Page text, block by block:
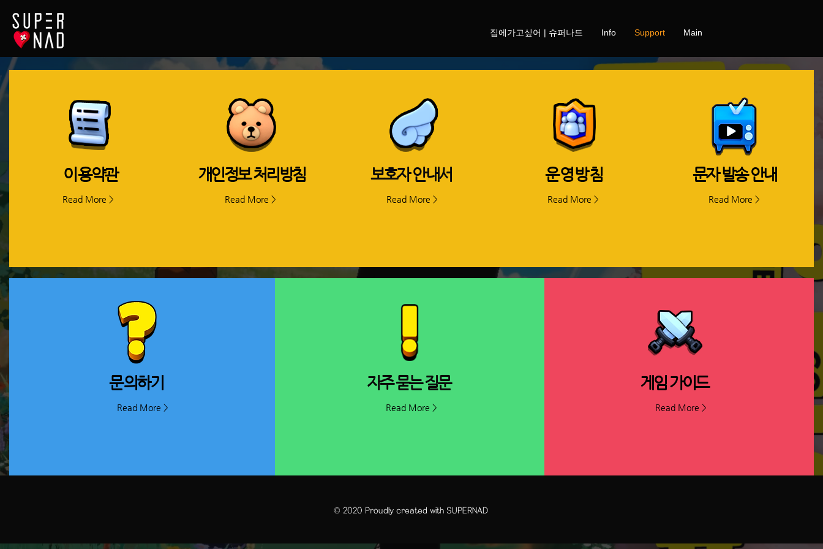
집에가고싶어 | 슈퍼나드 Info Support Main
​이용약관
Read More >
​개인정보 처리방침
Read More >
​보호자 안내서
Read More >
운영방침
Read More >
문자 발송 안내
Read More >
​문의하기
Read More >
​자주 묻는 질문
Read More >
​게임 가이드
Read More >
© 2020 Proudly created with SUPERNAD